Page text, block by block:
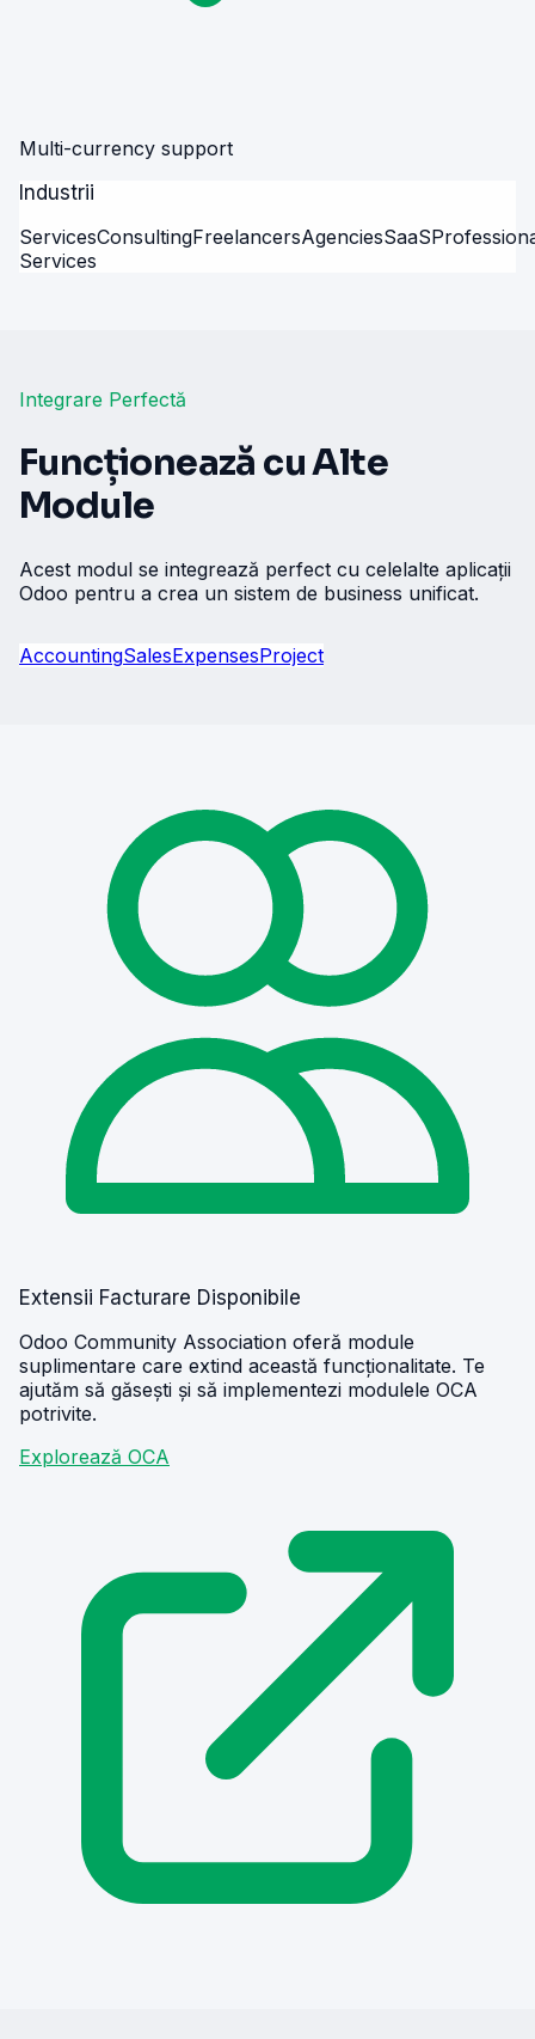
Multi-currency support
Industrii
ServicesConsultingFreelancersAgenciesSaaS
Services
Integrare Perfectă
Funcționează cu Alte
Module
Acest modul se integrează perfect cu celelalte aplicații
Odoo pentru a crea un sistem de business unificat.
AccountingSalesExpensesProject
Extensii Facturare Disponibile
Odoo Community Association oferă module
suplimentare care extind această funcționalitate. Te
ajutăm să găsești și să implementezi modulele OCA
potrivite.
Explorează OCA